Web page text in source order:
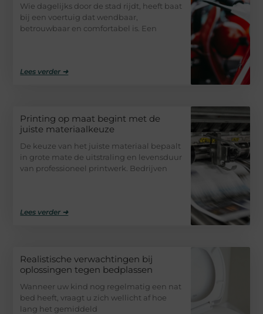
Wie dagelijks door de stad rijdt, heeft baat
bij een voertuig dat wendbaar,
betrouwbaar en comfortabel is. Een
Lees verder ➜
Printing op maat begint met de
juiste materiaalkeuze
De keuze van het juiste materiaal bepaalt
in grote mate de uitstraling en levensduur
van professioneel printwerk. Bedrijven
Lees verder ➜
Realistische verwachtingen bij
oplossingen tegen bedplassen
Wanneer uw kind nog regelmatig een nat
bed heeft, vraagt u zich wellicht af hoe
lang het gemiddeld